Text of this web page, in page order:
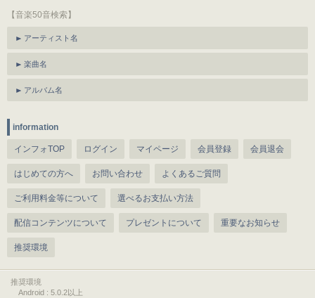
【音楽50音検索】
アーティスト名
楽曲名
アルバム名
information
インフォTOP ログイン マイページ 会員登録 会員退会
はじめての方へ お問い合わせ よくあるご質問
ご利用料金等について 選べるお支払い方法
配信コンテンツについて プレゼントについて 重要なお知らせ
推奨環境
推奨環境
Android : 5.0.2以上